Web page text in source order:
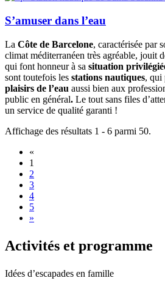
S’amuser dans l’eau
La Côte de Barcelone, caractérisée par
climat méditerranéen très agréable, jouit
qui font honneur à sa situation
sont toutefois les stations nautiques, qui
plaisirs de l’eau aussi bien aux
public en général. Le tout sans files
un service de qualité garanti !
Affichage des résultats 1 - 6 parmi 50.
«
1
2
3
4
5
»
Activités et programme
Idées d’escapades en famille